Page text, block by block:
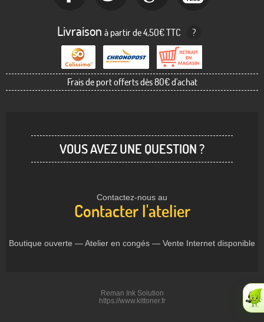
Livraison à partir de 4,50€ TTC ?
Frais de port offerts dès 80€ d'achat
VOUS AVEZ UNE QUESTION ?
Contactez-nous au
Contacter l'atelier
Boutique ouverte — Atelier en congés — Vente Internet disponible
Reman Ink Solution
https://www.kittoner.fr